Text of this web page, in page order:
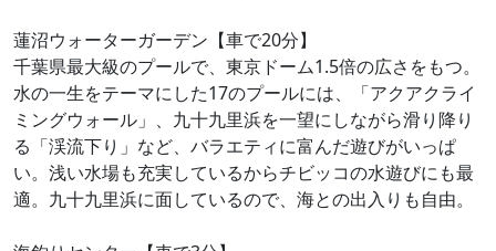
蓮沼ウォーターガーデン【車で20分】
千葉県最大級のプールで、東京ドーム1.5倍の広さをもつ。
水の一生をテーマにした17のプールには、「アクアクライ
ミングウォール」、九十九里浜を一望にしながら滑り降り
る「渓流下り」など、バラエティに富んだ遊びがいっぱ
い。浅い水場も充実しているからチビッコの水遊びにも最
適。九十九里浜に面しているので、海との出入りも自由。